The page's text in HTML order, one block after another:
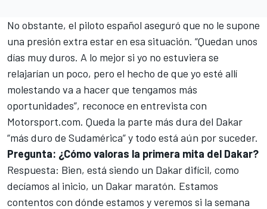
No obstante, el piloto español aseguró que no le supone
una presión extra estar en esa situación. “Quedan unos
días muy duros. A lo mejor si yo no estuviera se
relajarían un poco, pero el hecho de que yo esté allí
molestando va a hacer que tengamos más
oportunidades”, reconoce en entrevista con
Motorsport.com. Queda la parte más dura del Dakar
“más duro de Sudamérica” y todo está aún por suceder.
Pregunta: ¿Cómo valoras la primera mita del Dakar?
Respuesta: Bien, está siendo un Dakar difícil, como
decíamos al inicio, un Dakar maratón. Estamos
contentos con dónde estamos y veremos si la semana